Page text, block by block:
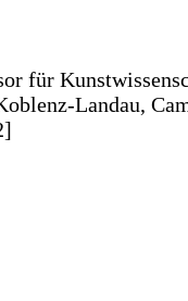
für
Landau,